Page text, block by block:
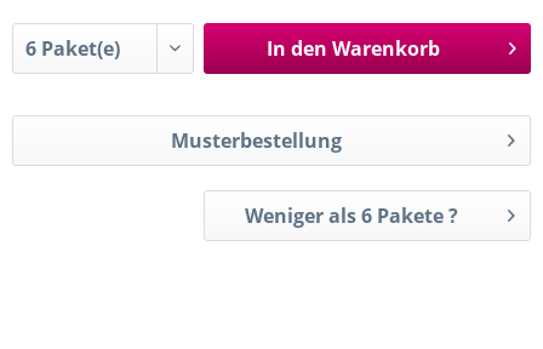
In den Warenkorb
Musterbestellung
Weniger als 6 Pakete ?